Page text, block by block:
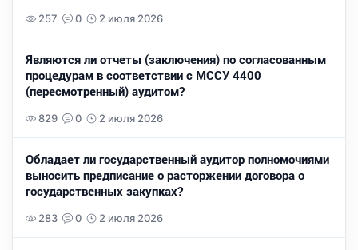
257 0 2 июля 2026
Являются ли отчеты (заключения) по согласованным
процедурам в соответствии с МССУ 4400
(пересмотренный) аудитом?
829 0 2 июля 2026
Обладает ли государственный аудитор полномочиями
выносить предписание о расторжении договора о
государственных закупках?
283 0 2 июля 2026